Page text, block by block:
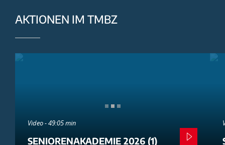
AKTIONEN IM TMBZ
Video - 49:05 min
SENIORENAKADEMIE 2026 (1)